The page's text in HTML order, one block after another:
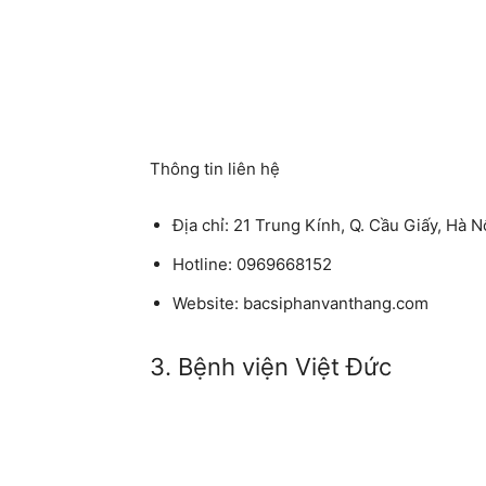
Thông tin liên hệ
Địa chỉ: 21 Trung Kính, Q. Cầu Giấy, Hà
Hotline: 0969668152
Website: bacsiphanvanthang.com
3. Bệnh viện Việt Đức